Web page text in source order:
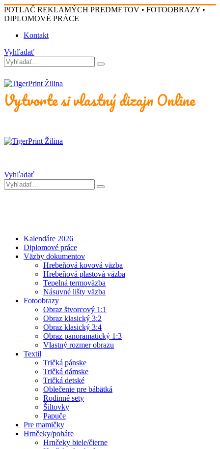
POTLAČ REKLAMÝCH PREDMETOV • FOTOOBRAZY •
DIPLOMOVÉ PRÁCE
Kontakt
Vyhľadať
Vytvorte si vlastný dizajn Online
Vyhľadať
Kalendáre 2026
Diplomové práce
Väzby dokumentov
Hrebeňová kovová väzba
Hrebeňová plastová väzba
Tepelná termoväzba
Násuvné lišty väzba
Fotoobrazy
Obraz štvorcový 1:1
Obraz klasický 3:2
Obraz klasický 3:4
Obraz panoramatický 1:3
Vlastný rozmer obrazu
Textil
Tričká pánske
Tričká dámske
Tričká detské
Oblečenie pre bábätká
Rodinné sety
Šiltovky
Papuče
Pre mamičky
Hrnčeky/poháre
Hrnčeky biele/čierne